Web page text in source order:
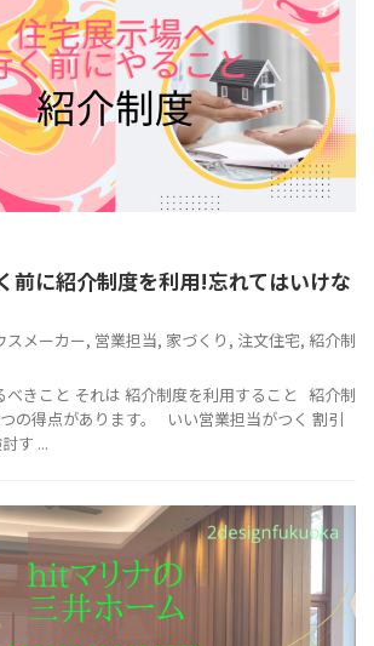
前に紹介制度を利用!忘れてはいけな
スメーカー, 営業担当, 家づくり , 注文住宅, 紹介制
べきこと それは 紹介制度を利用すること 紹介制
の得点があります。 いい営業担当がつく 割引
す ...